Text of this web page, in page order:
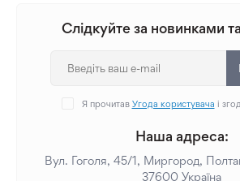
Слідкуйте за новинками
Я прочитав Угода користувача і
Наша адреса:
Вул. Гоголя, 45/1, Миргород,
37600 Україна